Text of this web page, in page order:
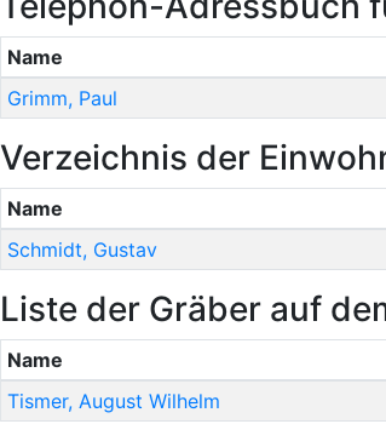
Name
Grimm, Paul
Verzeichnis der
Name
Schmidt, Gustav
Liste der Gräber auf
Name
Tismer, August Wilhelm